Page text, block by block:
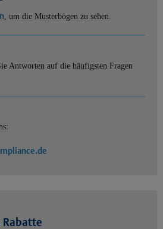
, um die Musterbögen zu sehen.
Antworten auf die häufigsten Fragen